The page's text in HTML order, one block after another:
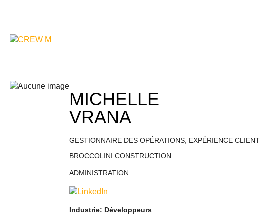
MICHELLE
VRANA
GESTIONNAIRE DES OPÉRATIONS, EXPÉRIENCE CLIENT
BROCCOLINI CONSTRUCTION
ADMINISTRATION
Industrie: Développeurs